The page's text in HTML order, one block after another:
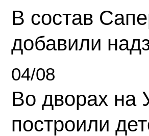
В состав
добавили
04/08
Во дворах на
построили